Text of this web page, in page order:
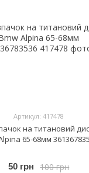
Артикул: 417478
на титановий
65-68мм
100 грн
50 грн